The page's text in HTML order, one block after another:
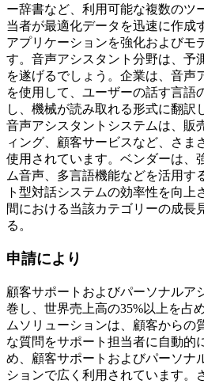
ー辞書など、利用可能な複数のツ
当者が最適化データを迅速に作成
アプリケーションを強化およびモ
す。音声アシスタント分野は、予
を遂げるでしょう。企業は、音声
を使用して、ユーザーの話す言語
し、機械が読み取れる形式に翻訳
音声アシスタントシステムは、販
ィング、顧客サービスなど、さま
使用されています。ベンダーは、
ム音声、多言語機能などを活用す
ト型対話システムの効率性を向上
間における当該カテゴリーの成長
る。
申請により
顧客サポートおよびパーソナルア
巻し、世界売上高の35%以上を占
ムソリューションは、顧客からの
な質問をサポート担当者に自動的
め、顧客サポートおよびパーソナ
ションで広く利用されています。